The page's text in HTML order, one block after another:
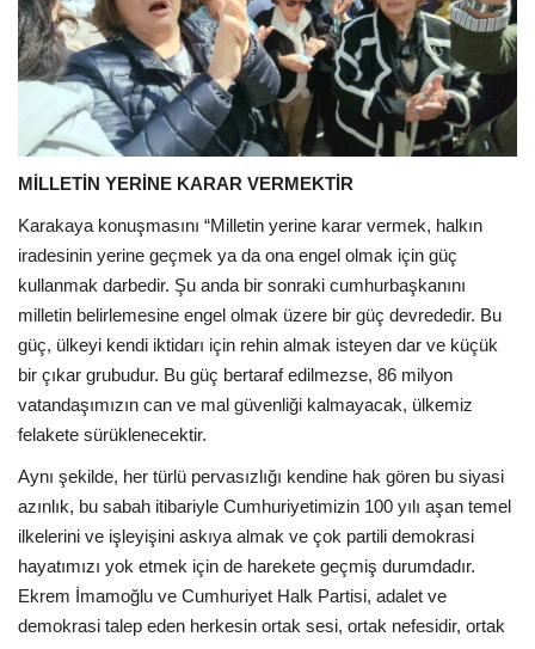
MİLLETİN YERİNE KARAR VERMEKTİR
Karakaya konuşmasını “Milletin yerine karar vermek, halkın
iradesinin yerine geçmek ya da ona engel olmak için güç
kullanmak darbedir. Şu anda bir sonraki cumhurbaşkanını
milletin belirlemesine engel olmak üzere bir güç devrededir. Bu
güç, ülkeyi kendi iktidarı için rehin almak isteyen dar ve küçük
bir çıkar grubudur. Bu güç bertaraf edilmezse, 86 milyon
vatandaşımızın can ve mal güvenliği kalmayacak, ülkemiz
felakete sürüklenecektir.
Aynı şekilde, her türlü pervasızlığı kendine hak gören bu siyasi
azınlık, bu sabah itibariyle Cumhuriyetimizin 100 yılı aşan temel
ilkelerini ve işleyişini askıya almak ve çok partili demokrasi
hayatımızı yok etmek için de harekete geçmiş durumdadır.
Ekrem İmamoğlu ve Cumhuriyet Halk Partisi, adalet ve
demokrasi talep eden herkesin ortak sesi, ortak nefesidir, ortak